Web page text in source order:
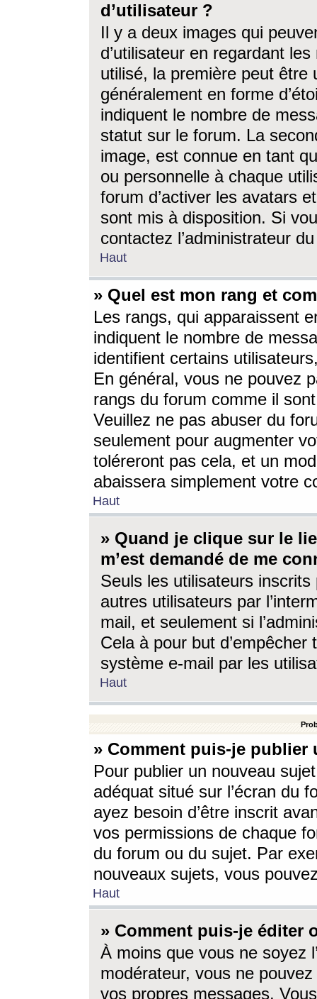
d’utilisateur ?
Il y a deux images qui
d’utilisateur en regardant
utilisé, la première peut être
généralement en forme
indiquent le nombre de
statut sur le forum. La
image, est connue en tant
ou personnelle à chaque
forum d’activer les avatars
sont mis à disposition. Si
contactez l’administrateur
Haut
» Quel est mon rang et
Les rangs, qui apparaissent
indiquent le nombre de
identifient certains
En général, vous ne pouvez
rangs du forum comme il
Veuillez ne pas abuser du
seulement pour augmenter
toléreront pas cela, et un
abaissera simplement votre
Haut
» Quand je clique sur le
m’est demandé de me
Seuls les utilisateurs
autres utilisateurs par
mail, et seulement si
Cela à pour but
système e-mail par les
Haut
» Comment puis-je
Pour publier un nouveau
adéquat situé sur l’écran du
ayez besoin d’être inscrit
vos permissions de chaque
du forum ou du sujet. Par
nouveaux sujets, vous
Haut
» Comment puis-je éditer
À moins que vous ne soyez
modérateur, vous ne
vos propres messages.